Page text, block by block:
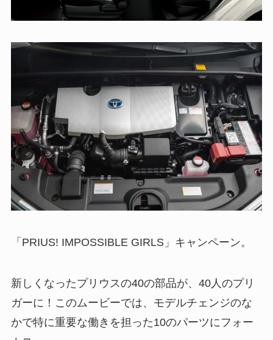
「PRIUS! IMPOSSIBLE GIRLS」キャンペーン。
新しくなったプリウスの40の部品が、40人のプリ
ガーに！このムービーでは、モデルチェンジのな
かで特に重要な働きを担った10のパーツにフォ­ー